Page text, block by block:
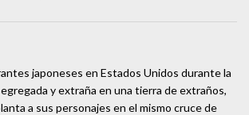
japoneses en Estados Unidos durante la
y extraña en una tierra de extraños,
a sus personajes en el mismo cruce de